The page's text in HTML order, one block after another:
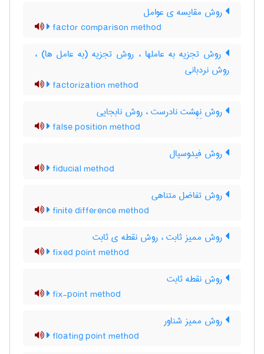
روش مقایسه ی عوامل
factor comparison method
روش تجزیه به عاملها ، روش تجزیه (به عامل ها) ،
روش نردبانی
factorization method
روش نِهِشت نادرست ، روش نابجایی
false position method
روش فیدوسیال
fiducial method
روش تفاضل متناهی
finite difference method
روش ممیز ثابت ، روش نقطه ی ثابت
fixed point method
روش نقطه ثابت
fix-point method
روش ممیز شناور
floating point method